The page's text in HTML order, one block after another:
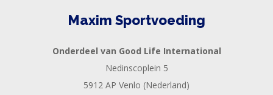
Maxim Sportvoeding
Onderdeel van Good Life International
Nedinscoplein 5
5912 AP Venlo (Nederland)